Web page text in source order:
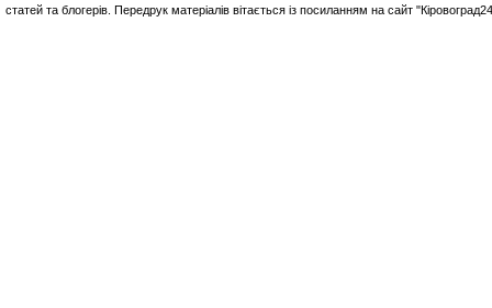
статей та блогерів. Передрук матеріалів вітається із посиланням на сайт